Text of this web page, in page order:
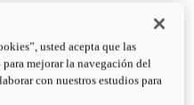
usted acepta que las
mejorar la navegación del
con nuestros estudios para